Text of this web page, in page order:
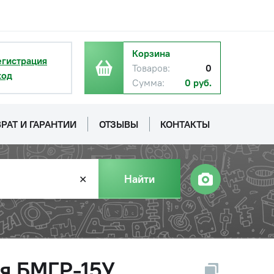
Корзина
Товаров:
0
Сумма:
0 руб.
И ГАРАНТИИ ОТЗЫВЫ КОНТАКТЫ
✕ Найти